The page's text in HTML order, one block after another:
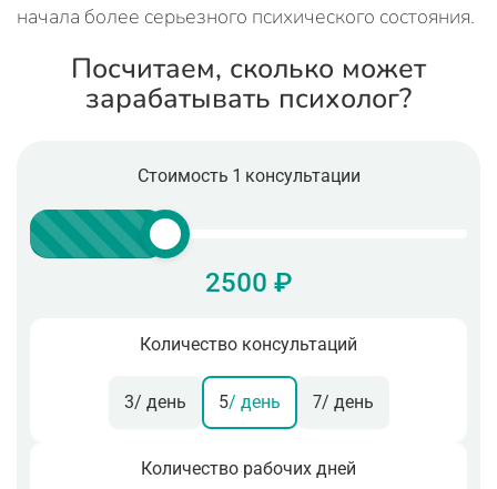
начала более серьезного психического состояния.
Посчитаем, сколько может
зарабатывать психолог?
Стоимость 1 консультации
2500 ₽
Количество консультаций
3/ день 5/ день 7/ день
Количество рабочих дней